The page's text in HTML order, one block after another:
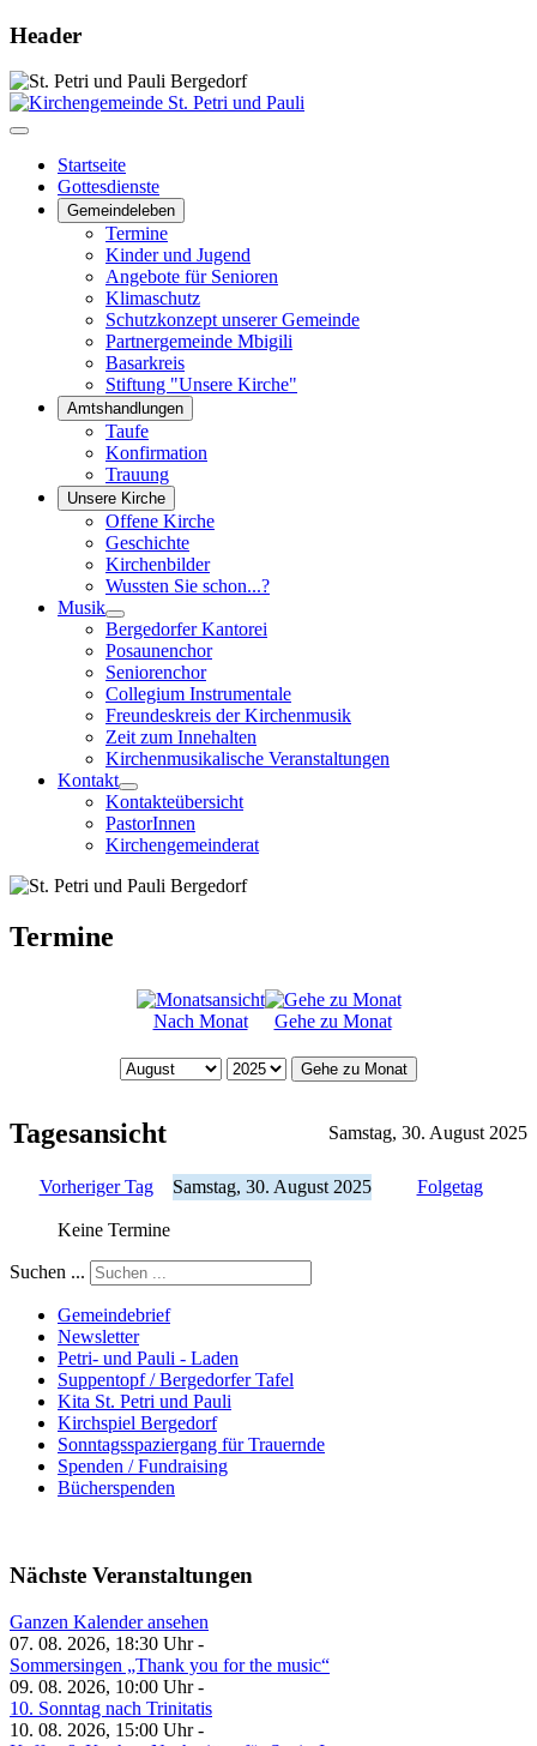
Header
Startseite
Gottesdienste
Gemeindeleben
Termine
Kinder und Jugend
Angebote für Senioren
Klimaschutz
Schutzkonzept unserer Gemeinde
Partnergemeinde Mbigili
Basarkreis
Stiftung "Unsere Kirche"
Amtshandlungen
Taufe
Konfirmation
Trauung
Unsere Kirche
Offene Kirche
Geschichte
Kirchenbilder
Wussten Sie schon...?
Musik
Bergedorfer Kantorei
Posaunenchor
Seniorenchor
Collegium Instrumentale
Freundeskreis der Kirchenmusik
Zeit zum Innehalten
Kirchenmusikalische Veranstaltungen
Kontakt
Kontakteübersicht
PastorInnen
Kirchengemeinderat
Termine
Nach Monat Gehe zu Monat
Gehe zu Monat
Tagesansicht Samstag, 30. August 2025
Vorheriger Tag Samstag, 30. August 2025 Folgetag
Keine Termine
Suchen ...
Gemeindebrief
Newsletter
Petri- und Pauli - Laden
Suppentopf / Bergedorfer Tafel
Kita St. Petri und Pauli
Kirchspiel Bergedorf
Sonntagsspaziergang für Trauernde
Spenden / Fundraising
Bücherspenden
Nächste Veranstaltungen
Ganzen Kalender ansehen
07. 08. 2026, 18:30 Uhr -
Sommersingen „Thank you for the music“
09. 08. 2026, 10:00 Uhr -
10. Sonntag nach Trinitatis
10. 08. 2026, 15:00 Uhr -